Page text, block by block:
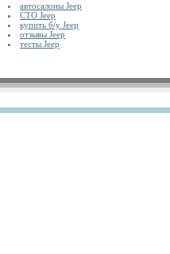
автосалоны Jeep
СТО Jeep
купить б/у Jeep
отзывы Jeep
тесты Jeep